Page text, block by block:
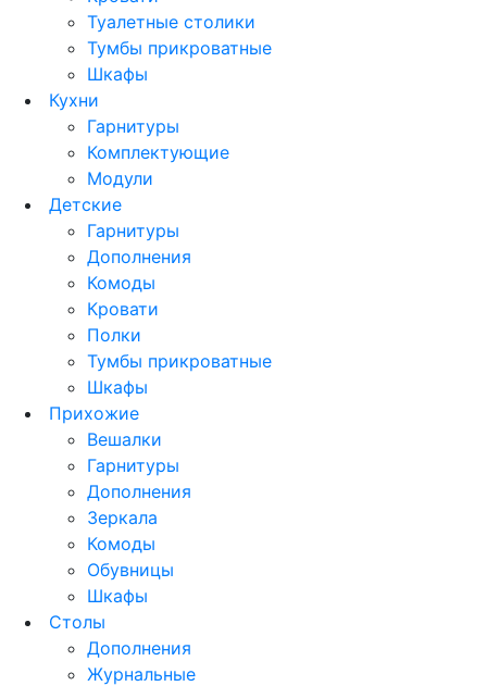
Туалетные столики
Тумбы прикроватные
Шкафы
Кухни
Гарнитуры
Комплектующие
Модули
Детские
Гарнитуры
Дополнения
Комоды
Кровати
Полки
Тумбы прикроватные
Шкафы
Прихожие
Вешалки
Гарнитуры
Дополнения
Зеркала
Комоды
Обувницы
Шкафы
Столы
Дополнения
Журнальные